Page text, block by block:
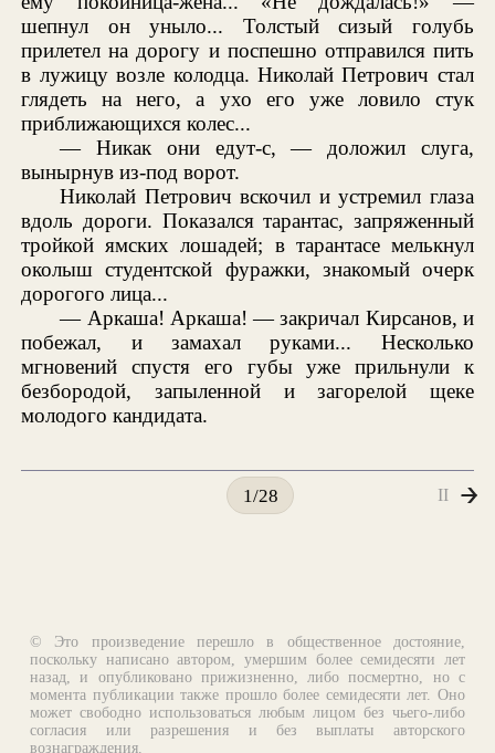
шепнул он уныло... Толстый сизый голубь
прилетел на дорогу и поспешно отправился пить
в лужицу возле колодца. Николай Петрович стал
глядеть на него, а ухо его уже ловило стук
приближающихся колес...
— Никак они едут-с, — доложил слуга,
вынырнув из-под ворот.
Николай Петрович вскочил и устремил глаза
вдоль дороги. Показался тарантас, запряженный
тройкой ямских лошадей; в тарантасе мелькнул
околыш студентской фуражки, знакомый очерк
дорогого лица...
— Аркаша! Аркаша! — закричал Кирсанов, и
побежал, и замахал руками... Несколько
мгновений спустя его губы уже прильнули к
безбородой, запыленной и загорелой щеке
молодого кандидата.
1/28 II
© Это произведение перешло в общественное достояние,
поскольку написано автором, умершим более семидесяти лет
назад, и опубликовано прижизненно, либо посмертно, но с
момента публикации также прошло более семидесяти лет. Оно
может свободно использоваться любым лицом без чьего-либо
согласия или разрешения и без выплаты авторского
вознаграждения.